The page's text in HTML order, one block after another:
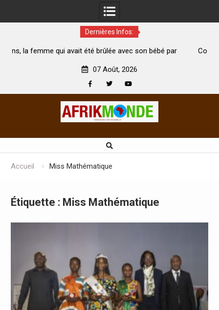
Dernières Infos:
été brûlée avec son bébé par
Coopération: Le ministre
07 Août, 2026
Accueil Miss Mathématique
Étiquette : Miss Mathématique